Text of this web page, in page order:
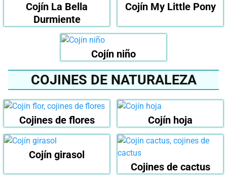
Cojín La Bella
Durmiente
Cojín My Little Pony
Cojín niño
COJINES DE NATURALEZA
Cojines de flores Cojín hoja
Cojín girasol
Cojines de cactus